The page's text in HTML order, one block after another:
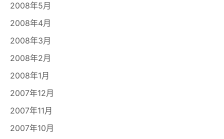
2008年5月
2008年4月
2008年3月
2008年2月
2008年1月
2007年12月
2007年11月
2007年10月